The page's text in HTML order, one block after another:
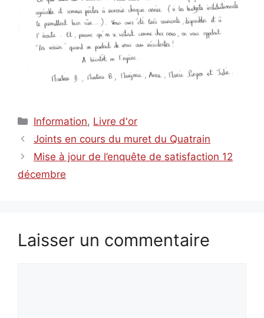
Catégories
Information, Livre d'or
Joints en cours du muret du Quatrain
Mise à jour de l’enquête de satisfaction 12
décembre
Laisser un commentaire